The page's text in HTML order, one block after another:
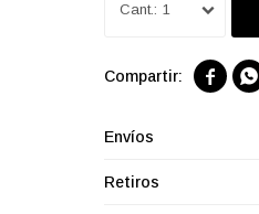
1
 
Envíos
Retiros